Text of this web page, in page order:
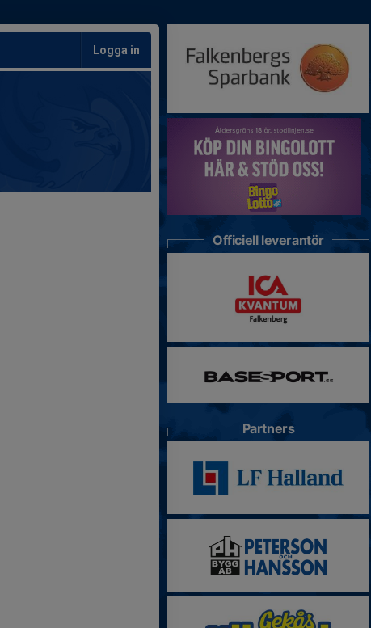
Logga in
Officiell leverantör
Partners